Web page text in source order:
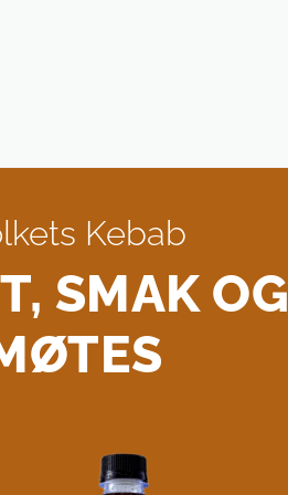
Kebab
SMAK OG